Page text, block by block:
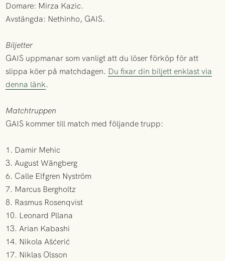
Domare: Mirza Kazic.
Avstängda: Nethinho, GAIS.
Biljetter
GAIS uppmanar som vanligt att du löser förköp för att
slippa köer på matchdagen. Du fixar din biljett enklast via
denna länk.
Matchtruppen
GAIS kommer till match med följande trupp:
1. Damir Mehic
3. August Wängberg
6. Calle Elfgren Nyström
7. Marcus Bergholtz
8. Rasmus Rosenqvist
10. Leonard Pllana
13. Arian Kabashi
14. Nikola Ašćerić
17. Niklas Olsson